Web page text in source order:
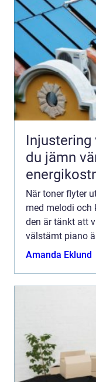
Injustering
du jämn
När toner flyter
med melodi och
den är tänkt att
välstämt piano
Amanda Eklund